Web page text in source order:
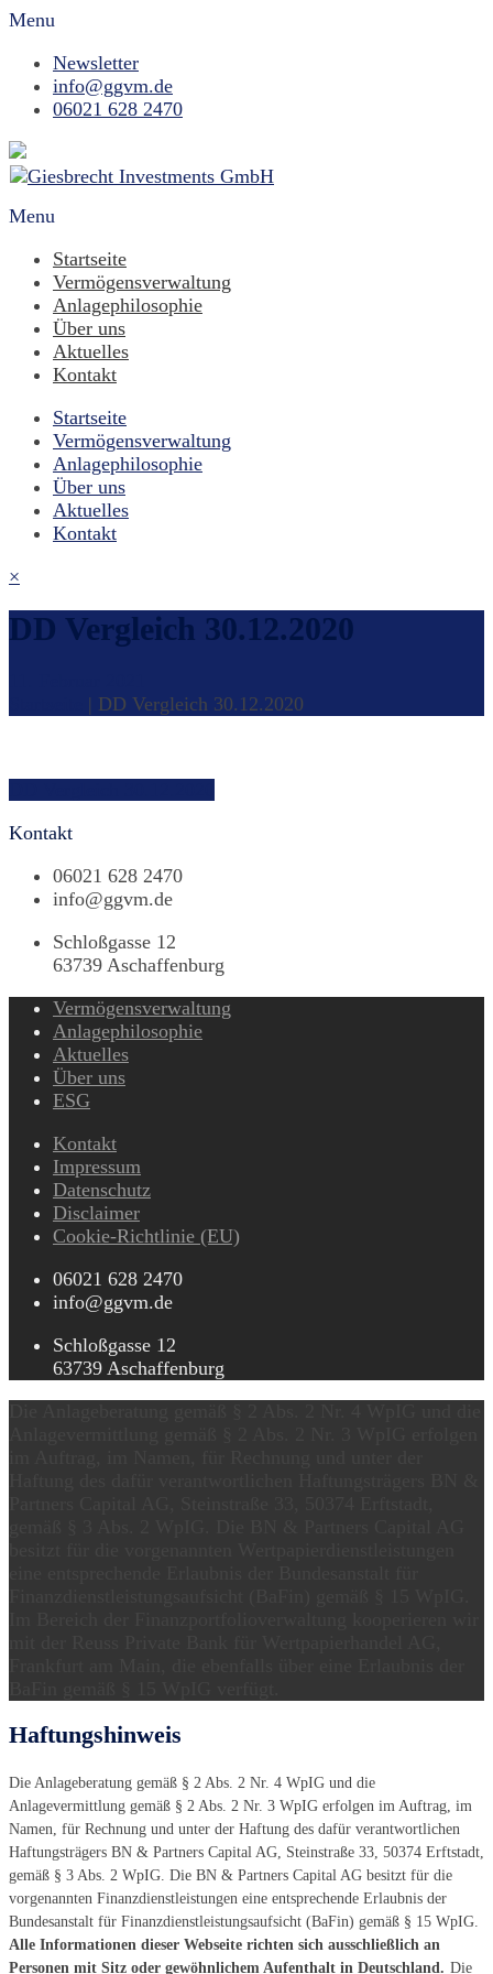
Menu
Newsletter
info@ggvm.de
06021 628 2470
Menu
Startseite
Vermögensverwaltung
Anlagephilosophie
Über uns
Aktuelles
Kontakt
Startseite
Vermögensverwaltung
Anlagephilosophie
Über uns
Aktuelles
Kontakt
×
DD Vergleich 30.12.2020
| DD Vergleich 30.12.2020
Kontakt
06021 628 2470
info@ggvm.de
Schloßgasse 12
63739 Aschaffenburg
Vermögensverwaltung
Anlagephilosophie
Aktuelles
Über uns
ESG
Kontakt
Impressum
Datenschutz
Disclaimer
Cookie-Richtlinie (EU)
06021 628 2470
info@ggvm.de
Schloßgasse 12
63739 Aschaffenburg
Haftungshinweis
Die Anlageberatung gemäß § 2 Abs. 2 Nr. 4 WpIG und die
Anlagevermittlung gemäß § 2 Abs. 2 Nr. 3 WpIG erfolgen im Auftrag, im
Namen, für Rechnung und unter der Haftung des dafür verantwortlichen
Haftungsträgers BN & Partners Capital AG, Steinstraße 33, 50374 Erftstadt,
gemäß § 3 Abs. 2 WpIG. Die BN & Partners Capital AG besitzt für die
vorgenannten Finanzdienstleistungen eine entsprechende Erlaubnis der
Bundesanstalt für Finanzdienstleistungsaufsicht (BaFin) gemäß § 15 WpIG.
Alle Informationen dieser Webseite richten sich ausschließlich an
Personen mit Sitz oder gewöhnlichem Aufenthalt in Deutschland. Die